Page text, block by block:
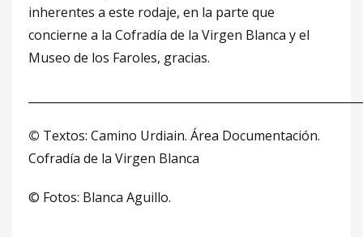
inherentes a este rodaje, en la parte que
concierne a la Cofradía de la Virgen Blanca y el
Museo de los Faroles, gracias.
© Textos: Camino Urdiain. Área Documentación.
Cofradía de la Virgen Blanca
© Fotos: Blanca Aguillo.